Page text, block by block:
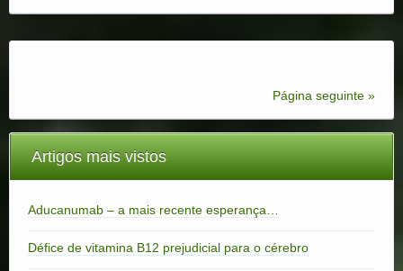
Página seguinte »
Artigos mais vistos
Aducanumab – a mais recente esperança…
Défice de vitamina B12 prejudicial para o cérebro